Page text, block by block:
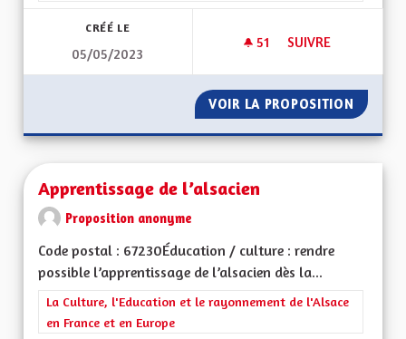
CRÉÉ LE
05/05/2023
51 51 ABONNÉS
SUIVRE
VOIR LA PROPOSITION
Apprentissage de l’alsacien
Proposition anonyme
Code postal : 67230Éducation / culture : rendre
possible l’apprentissage de l’alsacien dès la...
Filtrer les résultats de la catégorie : La Culture, l'Education et
La Culture, l'Education et le rayonnement de l'Alsace
en France et en Europe